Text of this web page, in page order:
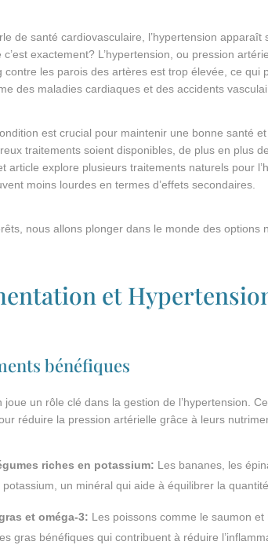
de santé cardiovasculaire, l’hypertension
c’est exactement? L’hypertension, ou pression
contre les parois des artères est trop élevée, ce qui
des maladies cardiaques et des accidents
est crucial pour maintenir une bonne santé
traitements soient disponibles, de plus en plus
article explore plusieurs traitements naturels pour
moins lourdes en termes d’effets secondaires.
nous allons plonger dans le monde des options
et
bénéfiques
joue un rôle clé dans la gestion de l’hypertension.
réduire la pression artérielle grâce à leurs
riches en potassium: Les bananes, les
un minéral qui aide à équilibrer la
et oméga-3: Les poissons comme le saumon
gras bénéfiques qui contribuent à réduire